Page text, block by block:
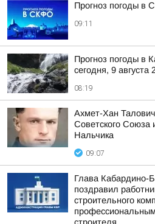
Прогноз погоды в
09:11
Прогноз погоды в
сегодня, 9 августа
08:19
Ахмет-Хан
Советского Союза
Нальчика
09:07
Глава Кабардино-
поздравил
строительного